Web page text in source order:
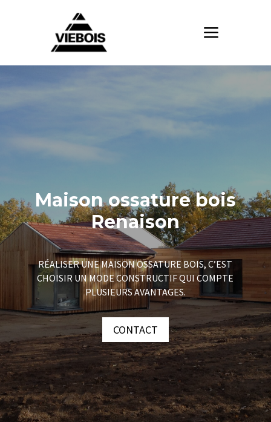
Maison ossature bois
Renaison
RÉALISER UNE MAISON OSSATURE BOIS, C’EST
CHOISIR UN MODE CONSTRUCTIF QUI COMPTE
PLUSIEURS AVANTAGES.
CONTACT